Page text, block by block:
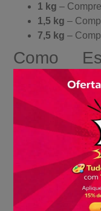
1 kg –
1,5 kg –
7,5 kg –
Como
Resina
Líquido?
Para garantir um
escolher a resina
algumas dicas
Ambientes
opção, pois
brilhante.